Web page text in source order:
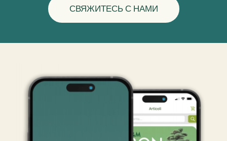
СВЯЖИТЕСЬ С НАМИ